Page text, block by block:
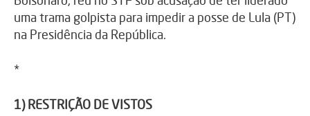
uma trama golpista para impedir a posse de Lula (PT)
na Presidência da República.
*
1) RESTRIÇÃO DE VISTOS